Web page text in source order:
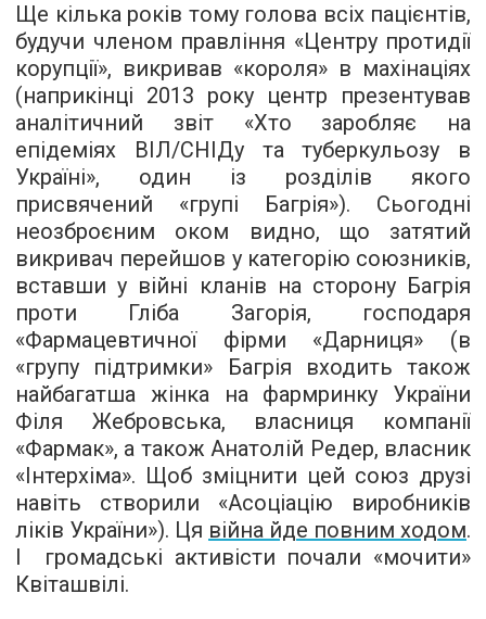
Ще кілька років тому голова всіх пацієнтів,
будучи членом правління «Центру протидії
корупції», викривав «короля» в махінаціях
(наприкінці 2013 року центр презентував
аналітичний звіт «Хто заробляє на
епідеміях ВІЛ/СНІДу та туберкульозу в
Україні», один із розділів якого
присвячений «групі Багрія»). Сьогодні
неозброєним оком видно, що затятий
викривач перейшов у категорію союзників,
вставши у війні кланів на сторону Багрія
проти Гліба Загорія, господаря
«Фармацевтичної фірми «Дарниця» (в
«групу підтримки» Багрія входить також
найбагатша жінка на фармринку України
Філя Жебровська, власниця компанії
«Фармак», а також Анатолій Редер, власник
«Інтерхіма». Щоб зміцнити цей союз друзі
навіть створили «Асоціацію виробників
ліків України»). Ця війна йде повним ходом.
І громадські активісти почали «мочити»
Квіташвілі.